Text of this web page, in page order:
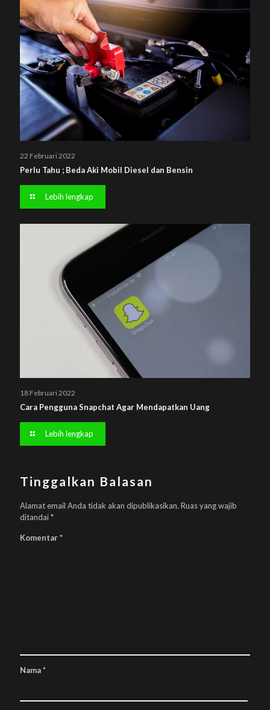
22 Februari 2022
Perlu Tahu ; Beda Aki Mobil Diesel dan Bensin
Lebih lengkap
18 Februari 2022
Cara Pengguna Snapchat Agar Mendapatkan Uang
Lebih lengkap
Tinggalkan Balasan
Alamat email Anda tidak akan dipublikasikan. Ruas yang wajib
ditandai*
Komentar*
Nama*